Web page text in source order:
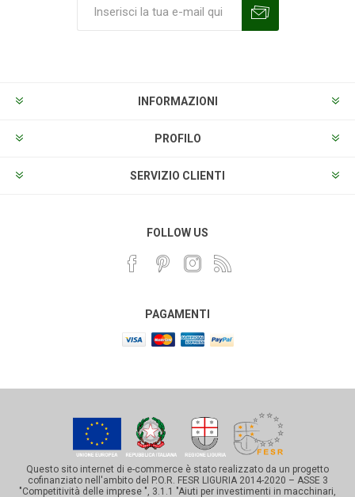
INFORMAZIONI
PROFILO
SERVIZIO CLIENTI
FOLLOW US
PAGAMENTI
Questo sito internet di e-commerce è stato realizzato da un progetto
cofinanziato nell'ambito del P.O.R. FESR LIGURIA 2014-2020 – ASSE 3
"Competitività delle imprese ", 3.1.1 "Aiuti per investimenti in macchinari,